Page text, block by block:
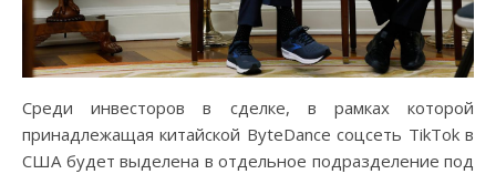
Среди инвесторов в сделке, в рамках которой
принадлежащая китайской ByteDance соцсеть TikTok в
США будет выделена в отдельное подразделение под